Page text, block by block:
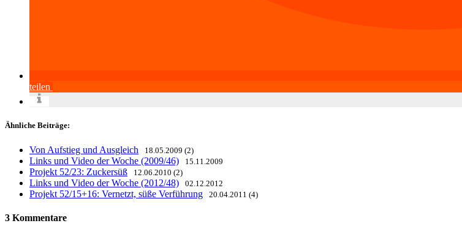
teilen
Ähnliche Beiträge:
Von Aufstieg und Ausgleich 18.05.2009 (2)
Links und Video der Woche (2009/46) 15.11.2009
Projekt 52/23: Zuckersüß 12.06.2010 (2)
Links und Video der Woche (2012/48) 02.12.2012
Projekt 52/15+16: Vernetzt, süße Verführung 20.04.2011 (4)
3 Kommentare